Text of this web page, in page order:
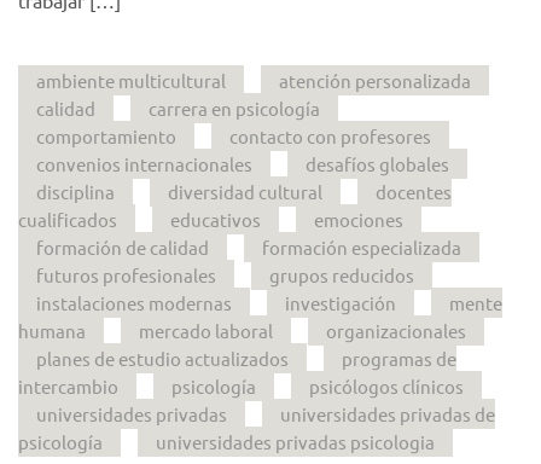
ambiente multicultural
atención personalizada
calidad
carrera en psicología
comportamiento
contacto con profesores
convenios internacionales
desafíos globales
disciplina
diversidad cultural
docentes
cualificados
educativos
emociones
formación de calidad
formación especializada
futuros profesionales
grupos reducidos
instalaciones modernas
investigación
mente
humana
mercado laboral
organizacionales
planes de estudio actualizados
programas de
intercambio
psicología
psicólogos clínicos
universidades privadas
universidades privadas de
psicología
universidades privadas psicologia